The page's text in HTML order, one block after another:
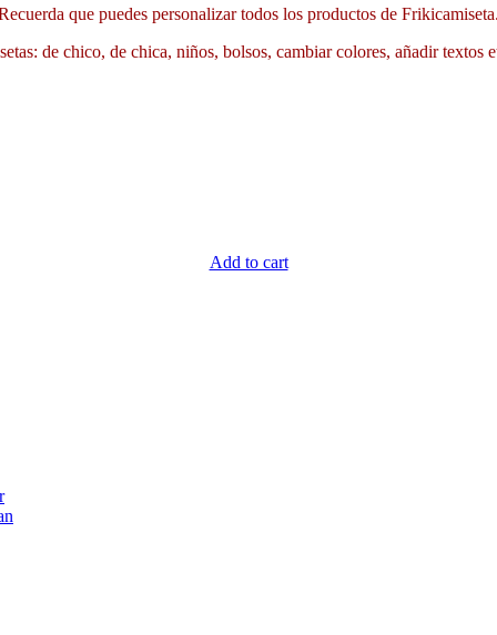
que puedes personalizar todos los productos de
de chico, de chica, niños, bolsos, cambiar colores, añadir textos
Add to cart